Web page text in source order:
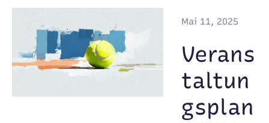
Mai 11, 2025
Verans
taltun
gsplan